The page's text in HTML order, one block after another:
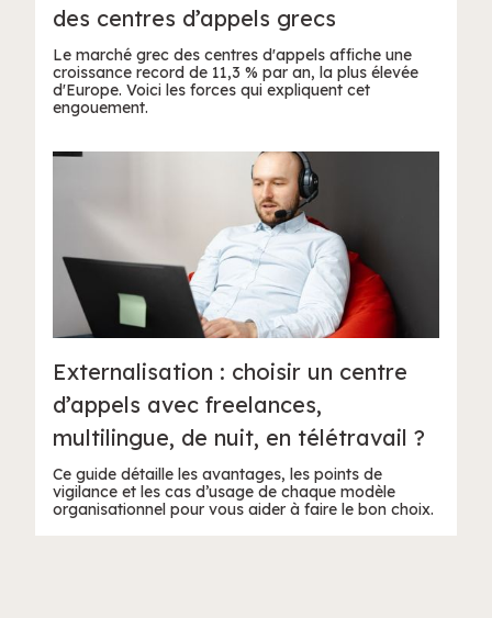
des centres d’appels grecs
Le marché grec des centres d'appels affiche une
croissance record de 11,3 % par an, la plus élevée
d'Europe. Voici les forces qui expliquent cet
engouement.
Externalisation : choisir un centre
d’appels avec freelances,
multilingue, de nuit, en télétravail ?
Ce guide détaille les avantages, les points de
vigilance et les cas d’usage de chaque modèle
organisationnel pour vous aider à faire le bon choix.